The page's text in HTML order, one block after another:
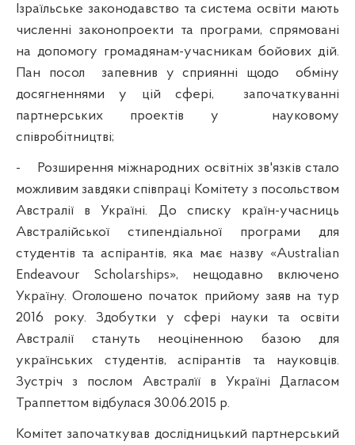
Ізраїльське законодавство та система освіти мають
численні законопроекти та програми, спрямовані
на допомогу громадянам-учасникам бойових дій.
Пан посол
запевнив у сприянні щодо
обміну
досягненнями у цій сфері,
започаткуванні
партнерських проектів у
науковому
співробітництві;
-
Розширення міжнародних освітніх зв'язків стало
можливим завдяки співпраці Комітету з посольством
Австралії в Україні. До списку країн-учасниць
Австралійської стипендіальної програми для
студентів та аспірантів, яка має назву «Australian
Endeavour Scholarships», нещодавно включено
Україну. Оголошено початок прийому заяв на тур
2016 року. Здобутки у сфері науки та освіти
Австралії стануть неоціненною базою для
українських студентів, аспірантів та науковців.
Зустріч з послом Австралїї в Україні Дагласом
Траппеттом відбулася 30.06.2015 р.
Комітет започаткував дослідницький партнерський